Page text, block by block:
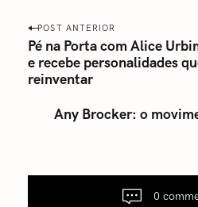
P
o
s
t
g
POST ANTERIOR
Pé na Porta com Alice
e recebe personalidades
reinventar
Any Brocker: o
0